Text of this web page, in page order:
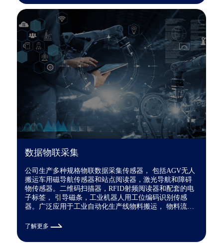
数据物联采集
公司生产多种规格物联数据采集传感器， 包括AGV无人
搬运车用磁导航传感器和站点阅读器，激光导航和障碍
物传感器。二维码扫描器，RFID射频阅读器和配套的电
子标签， 引导磁条，工业机器人用工位编码识别传感
器。广泛应用于工业自动化生产线物料搬运， 物料流转
疗食品冷链物料数据采集。
了解更多